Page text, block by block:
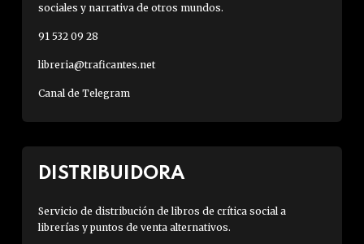
sociales y narrativa de otros mundos.
91 532 09 28
libreria@traficantes.net
Canal de Telegram
DISTRIBUIDORA
Servicio de distribución de libros de crítica social a
librerías y puntos de venta alternativos.